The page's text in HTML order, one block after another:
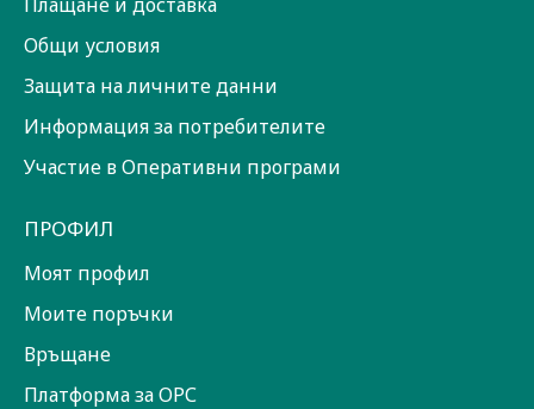
Общи условия
Защита на личните данни
Информация за потребителите
Участие в Оперативни програми
ПРОФИЛ
Моят профил
Моите поръчки
Връщане
Платформа за ОРС